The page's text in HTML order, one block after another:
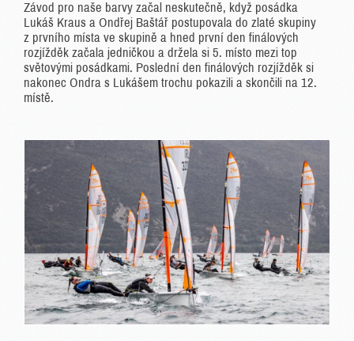
Závod pro naše barvy začal neskutečně, když posádka
Lukáš Kraus a Ondřej Baštář postupovala do zlaté skupiny
z prvního místa ve skupině a hned první den finálových
rozjížděk začala jedničkou a držela si 5. místo mezi top
světovými posádkami. Poslední den finálových rozjížděk si
nakonec Ondra s Lukášem trochu pokazili a skončili na 12.
místě.